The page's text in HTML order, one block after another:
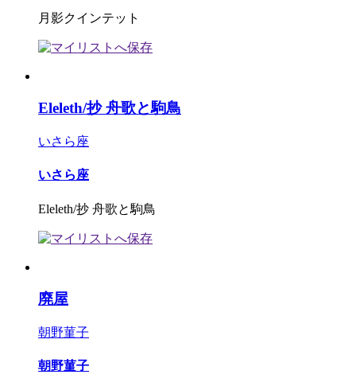
月影クインテット
Eleleth/抄 舟歌と駒鳥
いさら座
いさら座
Eleleth/抄 舟歌と駒鳥
廃屋
朝野菫子
朝野菫子